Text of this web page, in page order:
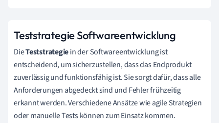
Teststrategie Softwareentwicklung
DieTeststrategiein der Softwareentwicklung ist
entscheidend, um sicherzustellen, dass das Endprodukt
zuverlässig und funktionsfähig ist. Sie sorgt dafür, dass alle
Anforderungen abgedeckt sind und Fehler frühzeitig
erkannt werden. Verschiedene Ansätze wie agile Strategien
oder manuelle Tests können zum Einsatz kommen.